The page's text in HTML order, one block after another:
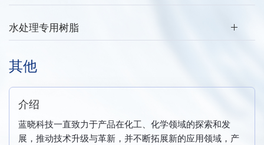
水处理专用树脂
其他
介绍
蓝晓科技一直致力于产品在化工、化学领域的探索和发
展，推动技术升级与革新，并不断拓展新的应用领域，产